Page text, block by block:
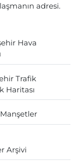
adresi.
Hava
Trafik
Haritası
Arşivi